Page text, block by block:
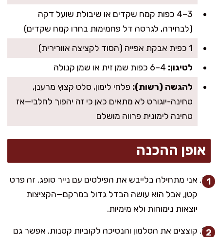
3–4 כפות קמח שקדים או שיבולת שועל דקה
(לבחירה, לגרסה דל פחמימות בחרו קמח שקדים)
1 כפית אבקת אפייה (הסוד לקציצה אוורירית)
לטיגון:
להגשה (רשות): פלחי לימון, סלט קצוץ מרענן,
טחינה-יוגורט לא מתאים כאן כי זה יהפוך לחלבי—אז
טחינה לימונית פרווה מושלם
אופן ההכנה
אני מתחילה בלייבש את הפילטים עם נייר סופג. זה פרט
קטן, אבל הוא עושה הבדל גדול במרקם—הקציצות
יוצאות נימוחות ולא מימיות.
קוצצים את הסלמון והנסיכה לקוביות קטנות. אפשר גם